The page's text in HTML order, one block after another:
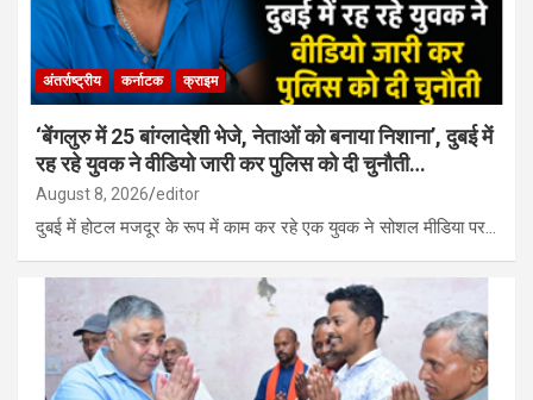
अंतर्राष्ट्रीय कर्नाटक क्राइम
‘बेंगलुरु में 25 बांग्लादेशी भेजे, नेताओं को बनाया निशाना’, दुबई में
रह रहे युवक ने वीडियो जारी कर पुलिस को दी चुनौती…
August 8, 2026 editor
दुबई में होटल मजदूर के रूप में काम कर रहे एक युवक ने सोशल मीडिया पर…